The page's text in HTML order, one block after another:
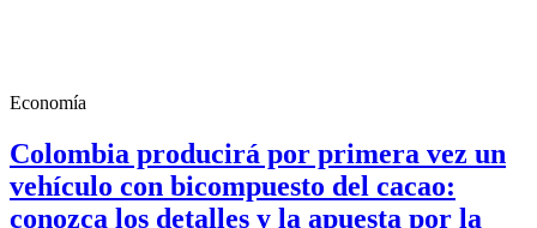
Economía
Colombia producirá por primera vez un
vehículo con bicompuesto del cacao:
conozca los detalles y la apuesta por la